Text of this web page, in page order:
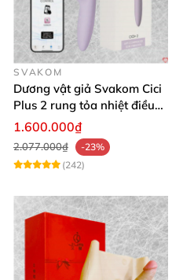
SVAKOM
Dương vật giả Svakom Cici
Plus 2 rung tỏa nhiệt điều
khiển app an toàn silicone
1.600.000₫
2.077.000₫
-23%
(242)